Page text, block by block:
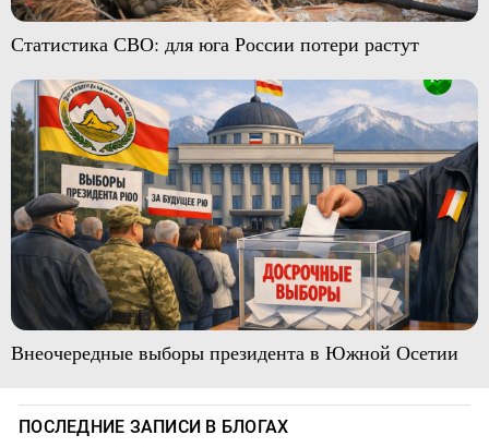
Статистика СВО: для юга России потери растут
Внеочередные выборы президента в Южной Осетии
ПОСЛЕДНИЕ ЗАПИСИ В БЛОГАХ